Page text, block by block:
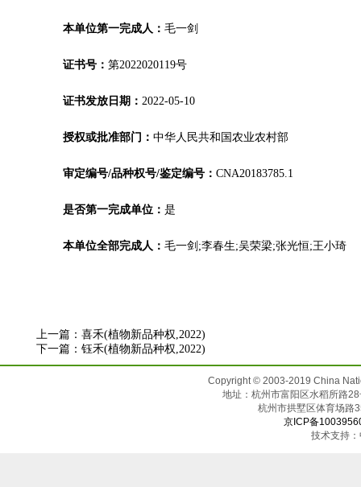
本单位第一完成人： 毛一剑
证书号： 第2022020119号
证书发放日期： 2022-05-10
授权或批准部门： 中华人民共和国农业农村部
审定编号/品种权号/鉴定编号： CNA20183785.1
是否第一完成单位： 是
本单位全部完成人： 毛一剑;李春生;吴荣梁;张光恒;王小琦
上一篇： 喜禾(植物新品种权,2022)
下一篇： 钰禾(植物新品种权,2022)
Copyright © 2003-2019 China
地址：杭州市富阳区水稻所路
杭州市拱墅区体
京ICP备
技术支持